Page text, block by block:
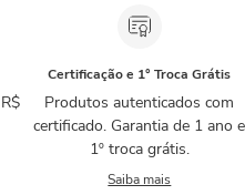
Certificação e 1° Troca Grátis
Produtos autenticados com
certificado. Garantia de 1 ano e
1º troca grátis.
Saiba mais